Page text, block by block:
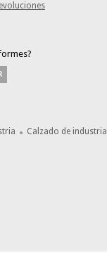
Calzado de industria